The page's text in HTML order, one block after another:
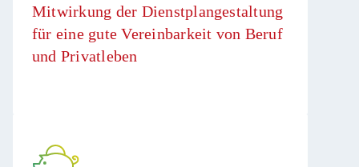
Mitwirkung der Dienstplangestaltung
für eine gute Vereinbarkeit von Beruf
und Privatleben